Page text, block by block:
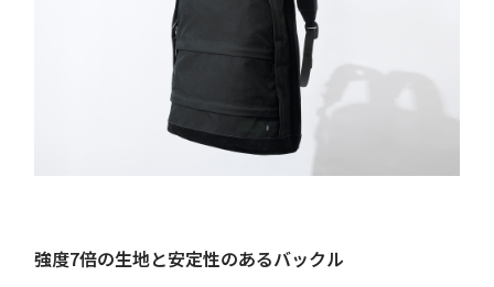
強度7倍の生地と安定性のあるバックル